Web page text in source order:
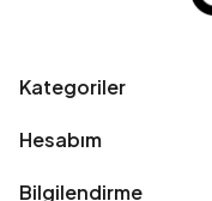
Kategoriler
Hesabım
Bilgilendirme